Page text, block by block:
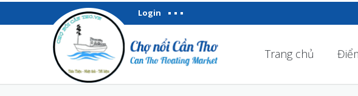
Login
Trang chủ